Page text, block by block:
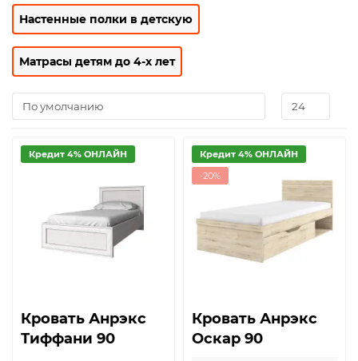
Настенные полки в детскую
Матрасы детям до 4-х лет
Кредит 4% ОНЛАЙН
Кровать Анрэкс
Тиффани 90
Кредит 4% ОНЛАЙН
-20%
Кровать Анрэкс
Оскар 90